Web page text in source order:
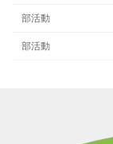
部活動
部活動